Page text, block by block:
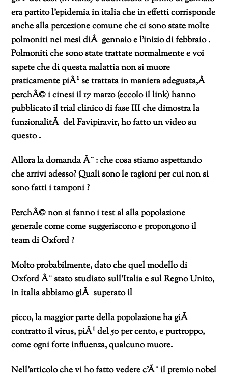
era partito l’epidemia in italia che in effetti corrisponde
anche alla percezione comune che ci sono state molte
polmoniti nei mesi diÂ gennaio e l’inizio di febbraio .
Polmoniti che sono state trattate normalmente e voi
sapete che di questa malattia non si muore
praticamente piÃ¹ se trattata in maniera adeguata,Â
perchÃ© i cinesi il 17 marzo (eccolo il link) hanno
pubblicato il trial clinico di fase III che dimostra la
funzionalitÃ del Favipiravir, ho fatto un video su
questo .
Allora la domanda Ã¨ : che cosa stiamo aspettando
che arrivi adesso? Quali sono le ragioni per cui non si
sono fatti i tamponi ?
PerchÃ© non si fanno i test al alla popolazione
generale come come suggeriscono e propongono il
team di Oxford ?
Molto probabilmente, dato che quel modello di
Oxford Ã¨ stato studiato sull’Italia e sul Regno Unito,
in italia abbiamo giÃ superato il
picco, la maggior parte della popolazione ha giÃ
contratto il virus, piÃ¹ del 50 per cento, e purtroppo,
come ogni forte influenza, qualcuno muore.
Nell’articolo che vi ho fatto vedere c’Ã¨ il premio nobel